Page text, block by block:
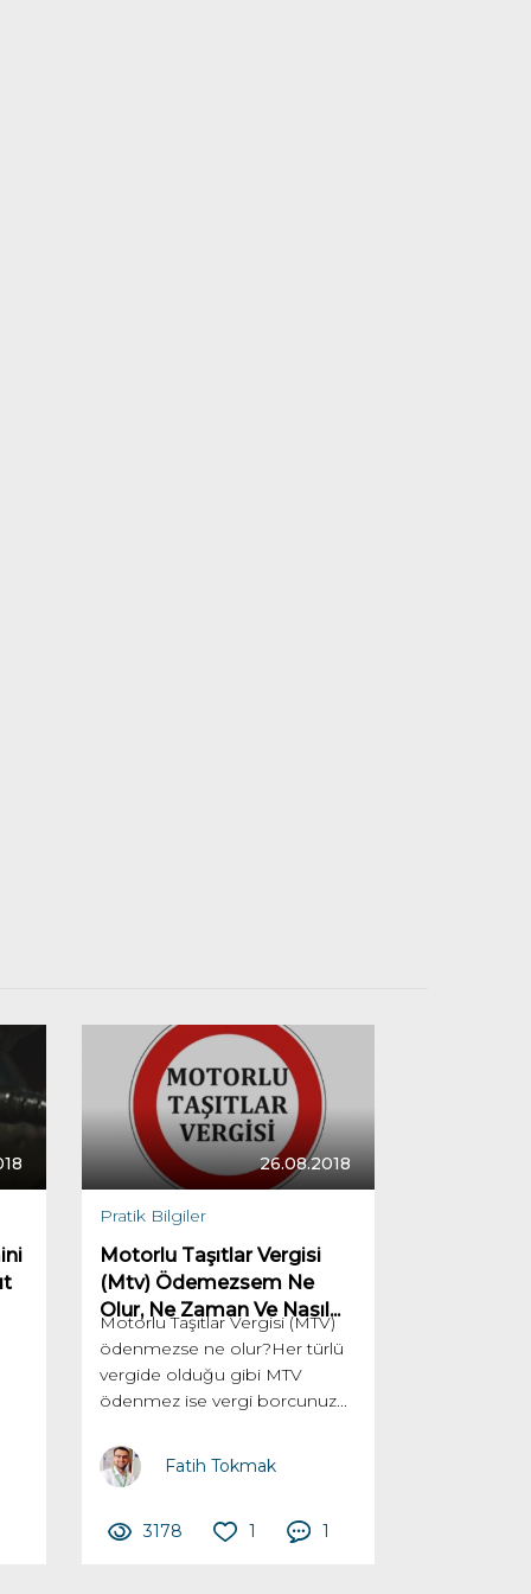
26.08.2018
Pratik Bilgiler
Motorlu Taşıtlar Vergisi
(Mtv) Ödemezsem Ne
Olur, Ne Zaman Ve Nasıl...
Motorlu Taşıtlar Vergisi (MTV)
ödenmezse ne olur?Her türlü
vergide olduğu gibi MTV
ödenmez ise vergi borcunuz...
Fatih Tokmak
3178 1 1